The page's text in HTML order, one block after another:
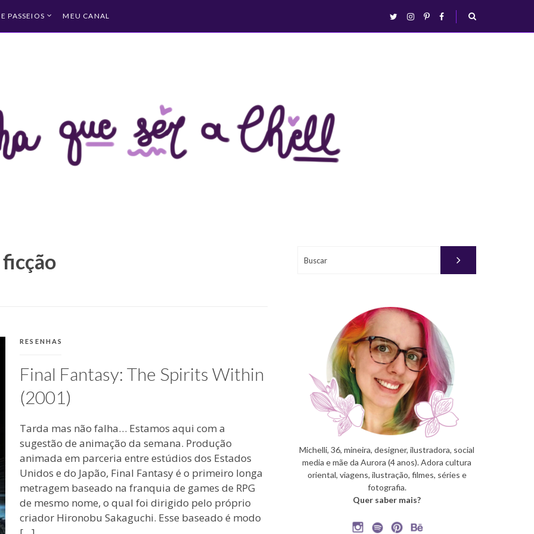
PASSEIOS MEU CANAL twitterinstagram
pinterestfacebook
busca
ficção
CATEGORIAS:
RESENHAS
Final Fantasy: The Spirits Within
(2001)
Tarda mas não falha… Estamos aqui com a
sugestão de animação da semana. Produção
animada em parceria entre estúdios dos Estados
Unidos e do Japão, Final Fantasy é o primeiro longa
metragem baseado na franquia de games de RPG
de mesmo nome, o qual foi dirigido pelo próprio
criador Hironobu Sakaguchi. Esse baseado é modo
Michelli, 36, mineira, designer, ilustradora, social
media e mãe da Aurora (4 anos). Adora cultura
oriental, viagens, ilustração, filmes, séries e
fotografia.
Quer saber mais?